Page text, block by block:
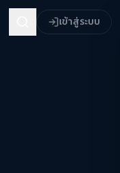
เข้าสู่ระบบ